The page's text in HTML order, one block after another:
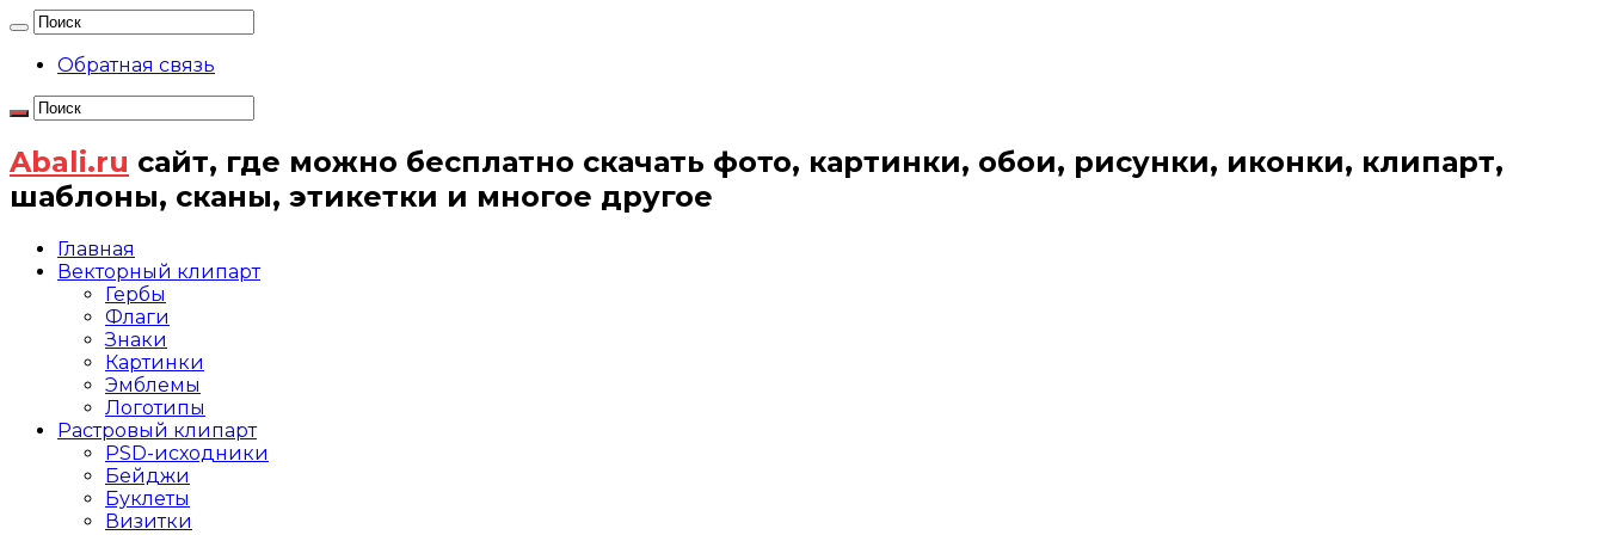
Обратная связь
Abali.ru сайт, где можно бесплатно скачать фото, картинки, обои, рисунки, иконки, клипарт,
шаблоны, сканы, этикетки и многое другое
Главная
Векторный клипарт
Гербы
Флаги
Знаки
Картинки
Эмблемы
Логотипы
Растровый клипарт
PSD-исходники
Бейджи
Буклеты
Визитки